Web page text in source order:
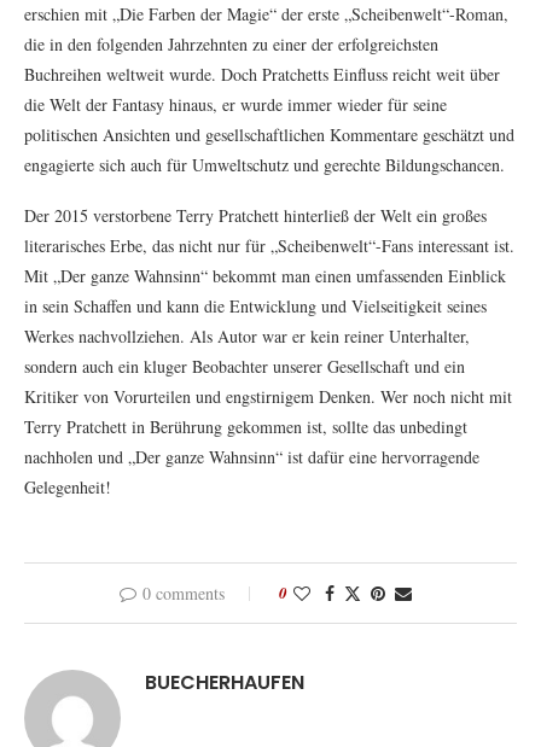
erschien mit „Die Farben der Magie“ der erste „Scheibenwelt“-Roman,
die in den folgenden Jahrzehnten zu einer der erfolgreichsten
Buchreihen weltweit wurde. Doch Pratchetts Einfluss reicht weit über
die Welt der Fantasy hinaus, er wurde immer wieder für seine
politischen Ansichten und gesellschaftlichen Kommentare geschätzt und
engagierte sich auch für Umweltschutz und gerechte Bildungschancen.
Der 2015 verstorbene Terry Pratchett hinterließ der Welt ein großes
literarisches Erbe, das nicht nur für „Scheibenwelt“-Fans interessant ist.
Mit „Der ganze Wahnsinn“ bekommt man einen umfassenden Einblick
in sein Schaffen und kann die Entwicklung und Vielseitigkeit seines
Werkes nachvollziehen. Als Autor war er kein reiner Unterhalter,
sondern auch ein kluger Beobachter unserer Gesellschaft und ein
Kritiker von Vorurteilen und engstirnigem Denken. Wer noch nicht mit
Terry Pratchett in Berührung gekommen ist, sollte das unbedingt
nachholen und „Der ganze Wahnsinn“ ist dafür eine hervorragende
Gelegenheit!
0 comments 0
BUECHERHAUFEN